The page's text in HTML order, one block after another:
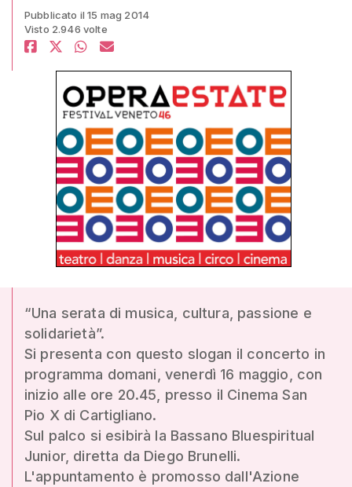
Pubblicato il 15 mag 2014
Visto 2.946 volte
“Una serata di musica, cultura, passione e
solidarietà”.
Si presenta con questo slogan il concerto in
programma domani, venerdì 16 maggio, con
inizio alle ore 20.45, presso il Cinema San
Pio X di Cartigliano.
Sul palco si esibirà la Bassano Bluespiritual
Junior, diretta da Diego Brunelli.
L'appuntamento è promosso dall'Azione